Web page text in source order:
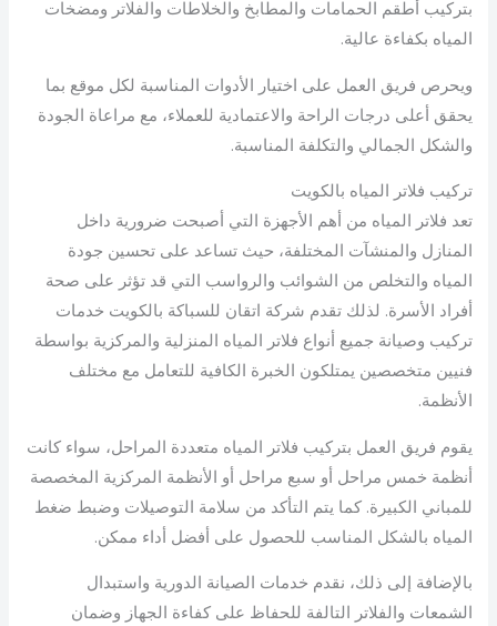
بتركيب أطقم الحمامات والمطابخ والخلاطات والفلاتر ومضخات
المياه بكفاءة عالية.
ويحرص فريق العمل على اختيار الأدوات المناسبة لكل موقع بما
يحقق أعلى درجات الراحة والاعتمادية للعملاء، مع مراعاة الجودة
والشكل الجمالي والتكلفة المناسبة.
تركيب فلاتر المياه بالكويت
تعد فلاتر المياه من أهم الأجهزة التي أصبحت ضرورية داخل
المنازل والمنشآت المختلفة، حيث تساعد على تحسين جودة
المياه والتخلص من الشوائب والرواسب التي قد تؤثر على صحة
أفراد الأسرة. لذلك تقدم شركة اتقان للسباكة بالكويت خدمات
تركيب وصيانة جميع أنواع فلاتر المياه المنزلية والمركزية بواسطة
فنيين متخصصين يمتلكون الخبرة الكافية للتعامل مع مختلف
الأنظمة.
يقوم فريق العمل بتركيب فلاتر المياه متعددة المراحل، سواء كانت
أنظمة خمس مراحل أو سبع مراحل أو الأنظمة المركزية المخصصة
للمباني الكبيرة. كما يتم التأكد من سلامة التوصيلات وضبط ضغط
المياه بالشكل المناسب للحصول على أفضل أداء ممكن.
بالإضافة إلى ذلك، نقدم خدمات الصيانة الدورية واستبدال
الشمعات والفلاتر التالفة للحفاظ على كفاءة الجهاز وضمان